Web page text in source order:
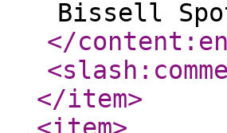
Bissell
</
</item>